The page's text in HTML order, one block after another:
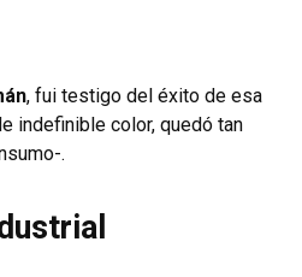
, fui testigo del éxito de esa
indefinible color, quedó tan
.